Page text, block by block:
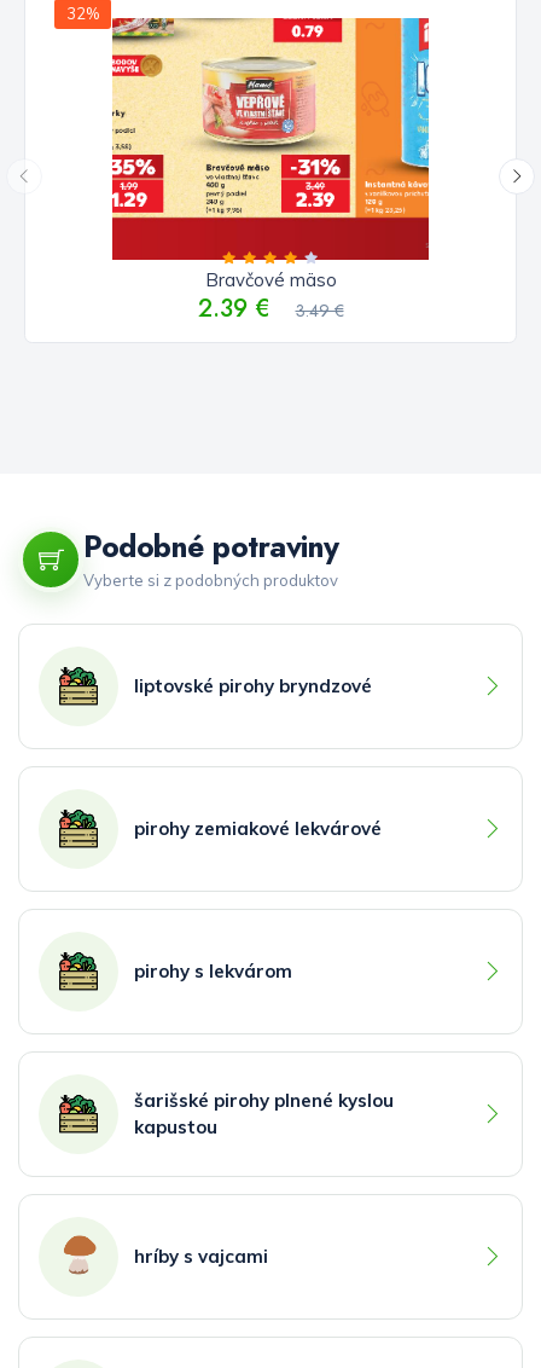
32%
Bravčové mäso
2.39 € 3.49 €
Podobné potraviny
Vyberte si z podobných produktov
liptovské pirohy bryndzové
pirohy zemiakové lekvárové
pirohy s lekvárom
šarišské pirohy plnené kyslou
kapustou
hríby s vajcami